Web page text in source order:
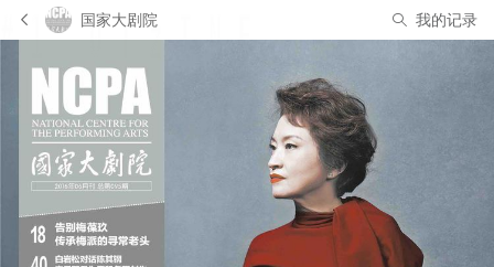
国家大剧院 我的记录